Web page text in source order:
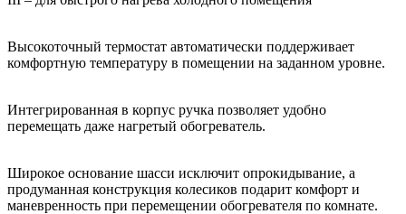
Высокоточный термостат автоматически поддерживает
комфортную температуру в помещении на заданном уровне.
Интегрированная в корпус ручка позволяет удобно
перемещать даже нагретый обогреватель.
Широкое основание шасси исключит опрокидывание, а
продуманная конструкция колесиков подарит комфорт и
маневренность при перемещении обогревателя по комнате.